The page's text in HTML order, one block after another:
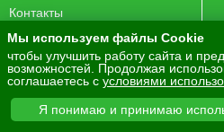
Контакты
© 2016-2026
Разработка сайта - PurpleLabs
Вся представленная на
информационный характер и не
Мы используем файлы Cookie
чтобы улучшить работу сайта и
возможностей. Продолжая
соглашаетесь с условиями
Я понимаю и принимаю